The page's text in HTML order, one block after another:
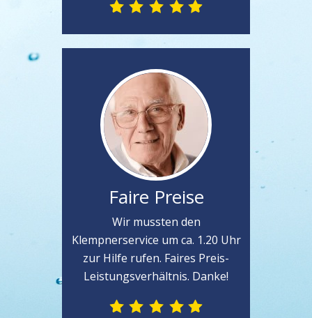
Faire Preise
Wir mussten den
Klempnerservice um ca. 1.20 Uhr
zur Hilfe rufen. Faires Preis-
Leistungsverhältnis. Danke!